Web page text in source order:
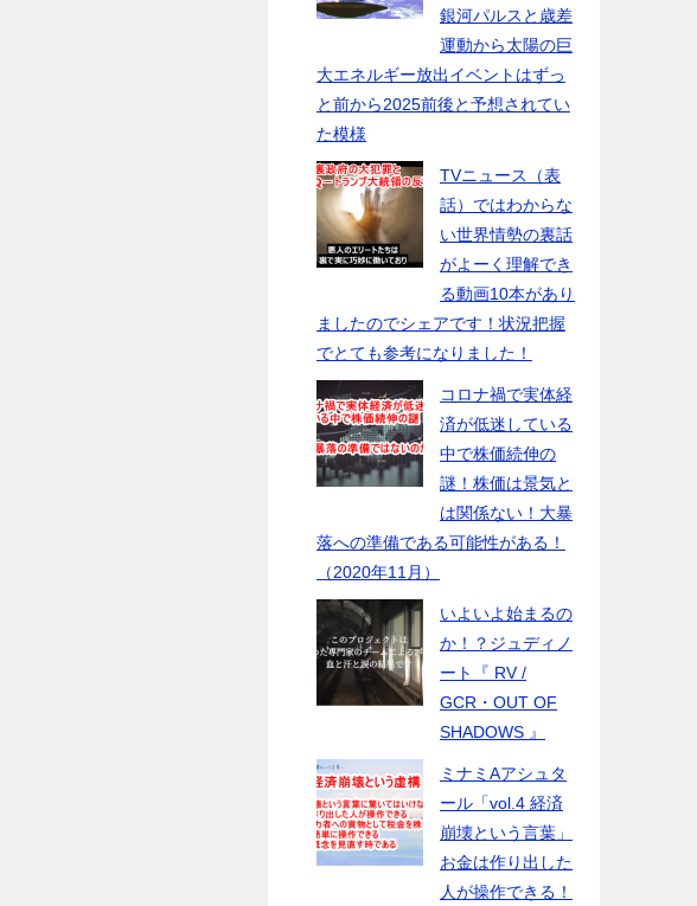
銀河パルスと歳差
運動から太陽の巨
大エネルギー放出イベントはずっ
と前から2025前後と予想されてい
た模様
TVニュース（表
話）ではわからな
い世界情勢の裏話
がよーく理解でき
る動画10本があり
ましたのでシェアです！状況把握
でとても参考になりました！
コロナ禍で実体経
済が低迷している
中で株価続伸の
謎！株価は景気と
は関係ない！大暴
落への準備である可能性がある！
（2020年11月）
いよいよ始まるの
か！？ジュディノ
ート『 RV /
GCR・OUT OF
SHADOWS 』
ミナミAアシュタ
ール「vol.4 経済
崩壊という言葉」
お金は作り出した
人が操作できる！